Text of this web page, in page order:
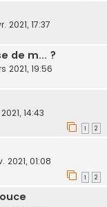
2021, 17:37
de m... ?
2021, 19:56
14:43
1 2
2021, 01:08
1 2